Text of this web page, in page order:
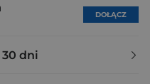
DOŁĄCZ
30 dni